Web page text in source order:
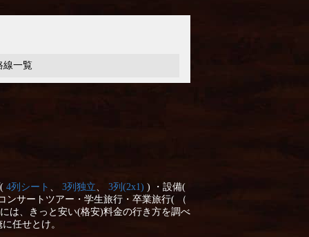
線一覧
4列シート 、 3列独立、 3列(2x1) ) ・設備(
サートツアー・学生旅行・卒業旅行( （
は、きっと安い(格安)料金の行き方を調べ
任せとけ。